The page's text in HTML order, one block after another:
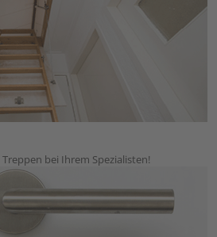
bei Ihrem Spezialisten!